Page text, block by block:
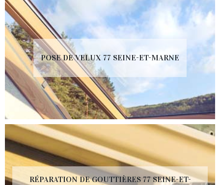
POSE DE VELUX 77 SEINE-ET-MARNE
RÉPARATION DE GOUTTIÈRES 77 SEINE-ET-